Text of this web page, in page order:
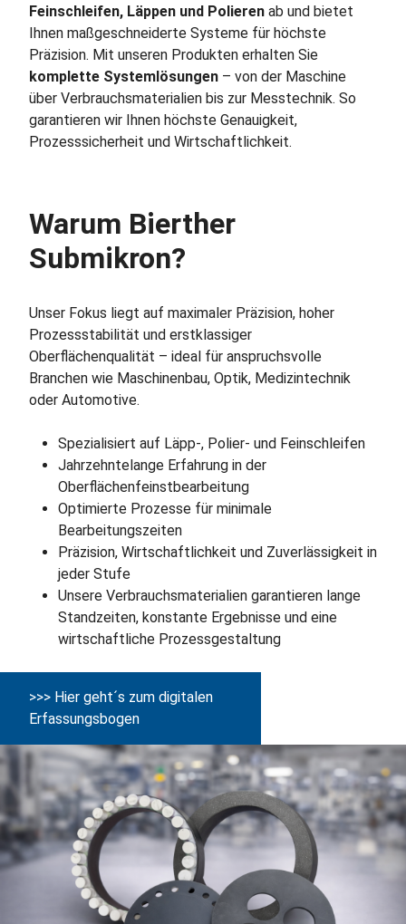
Feinschleifen, Läppen und Polieren ab und bietet
Ihnen maßgeschneiderte Systeme für höchste
Präzision. Mit unseren Produkten erhalten Sie
komplette Systemlösungen – von der Maschine
über Verbrauchsmaterialien bis zur Messtechnik. So
garantieren wir Ihnen höchste Genauigkeit,
Prozesssicherheit und Wirtschaftlichkeit.
Warum Bierther
Submikron?
Unser Fokus liegt auf maximaler Präzision, hoher
Prozessstabilität und erstklassiger
Oberflächenqualität – ideal für anspruchsvolle
Branchen wie Maschinenbau, Optik, Medizintechnik
oder Automotive.
Spezialisiert auf Läpp‑, Polier- und Feinschleifen
Jahrzehntelange Erfahrung in der
Oberflächenfeinstbearbeitung
Optimierte Prozesse für minimale
Bearbeitungszeiten
Präzision, Wirtschaftlichkeit und Zuverlässigkeit in
jeder Stufe
Unsere Verbrauchsmaterialien garantieren lange
Standzeiten, konstante Ergebnisse und eine
wirtschaftliche Prozessgestaltung
>>> Hier geht´s zum digitalen
Erfassungsbogen